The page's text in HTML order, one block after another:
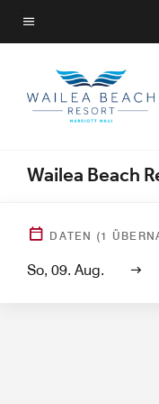
Skip
to
content
Menütext
Wailea Beach
DATEN (1
So, 09. Aug.